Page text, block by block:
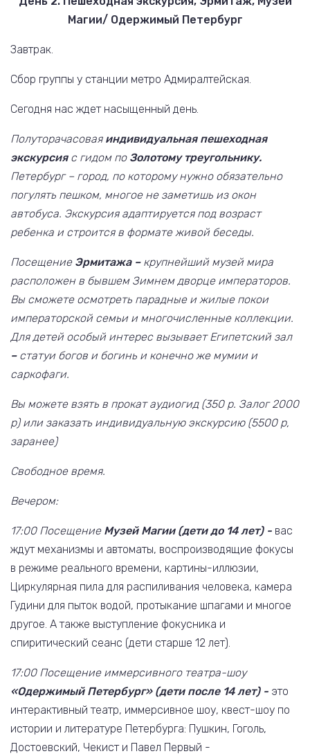
Магии/ Одержимый Петербург
Завтрак.
Сбор группы у станции метро Адмиралтейская.
Сегодня нас ждет насыщенный день.
Полуторачасовая индивидуальная пешеходная
экскурсияс гидом по Золотому треугольнику.
Петербург – город, по которому нужно обязательно
погулять пешком, многое не заметишь из окон
автобуса. Экскурсия адаптируется под возраст
ребенка и строится в формате живой беседы.
Посещение Эрмитажа – крупнейший музей мира
расположен в бывшем Зимнем дворце императоров.
Вы сможете осмотреть парадные и жилые покои
императорской семьи и многочисленные коллекции.
Для детей особый интерес вызывает Египетский зал
– статуи богов и богинь и конечно же мумии и
саркофаги.
Вы можете взять в прокат аудиогид (350 р. Залог 2000
р) или заказать индивидуальную экскурсию (5500 р,
заранее)
Свободное время.
Вечером:
17:00 ПосещениеМузей Магии (дети до 14 лет) - вас
ждут механизмы и автоматы, воспроизводящие фокусы
в режиме реального времени, картины-иллюзии,
Циркулярная пила для распиливания человека, камера
Гудини для пыток водой, протыкание шпагами и многое
другое. А также выступление фокусника и
спиритический сеанс (дети старше 12 лет).
17:00 Посещение иммерсивного театра-шоу
«Одержимый Петербург» (дети после 14 лет) - это
интерактивный театр, иммерсивное шоу, квест-шоу по
истории и литературе Петербурга: Пушкин, Гоголь,
Достоевский, Чекист и Павел Первый -